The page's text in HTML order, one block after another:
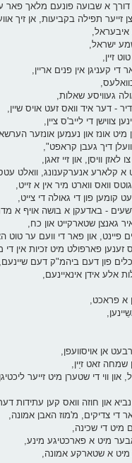
דורך א שבועה פונעם מלאך
זייער תפילה בקביעות, אן זיך
איבעראל,
שמע ישראל,
זיין,
די קעניגן אין פנים אריין,
געוויסע שאלות,
- דער איד וואס זעט אויס שיין,
צווישן די לייב'ס ציין,
מיט אונז און נעמען אונזער
וועלן דיך געבן קראפט",
וויסן, און זיי זאגן,
א קלארע אנערקענונג, וואלט
וואס ווארט מיר אין א זייט,
קומען פון די גאולה די צייט,
- באדעקן א בושה אויף א
גאנצן שטארקייט און כח,
און פאר די וועם ער טוט
פארפולט מיט זכיות אין די
כלים פון דעם ביהמ"ק דעם
אלע אידן אינאיינעם,
א פראכט,
אן אויסוועפן,
שמחה זאט זיַין,
און ווי די שטערן מיט זייער
און חוזה וואס קען עתידות
די צדיקים, מ'מוז האבן אמונה,
מיט די שכינה,
אבער מיט א פארכטיגע מינע,
מיט א שטארקע אמונה,